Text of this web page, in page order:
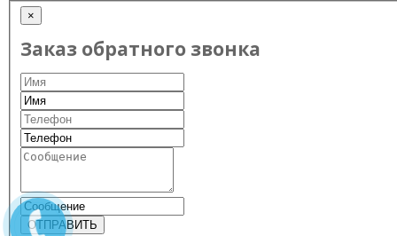
×
Заказ обратного звонка
ОТПРАВИТЬ